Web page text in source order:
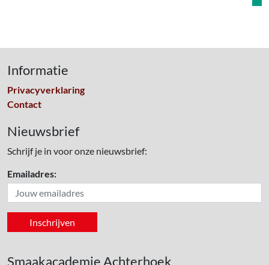
Informatie
Privacyverklaring
Contact
Nieuwsbrief
Schrijf je in voor onze nieuwsbrief:
Emailadres:
Smaakacademie Achterhoek